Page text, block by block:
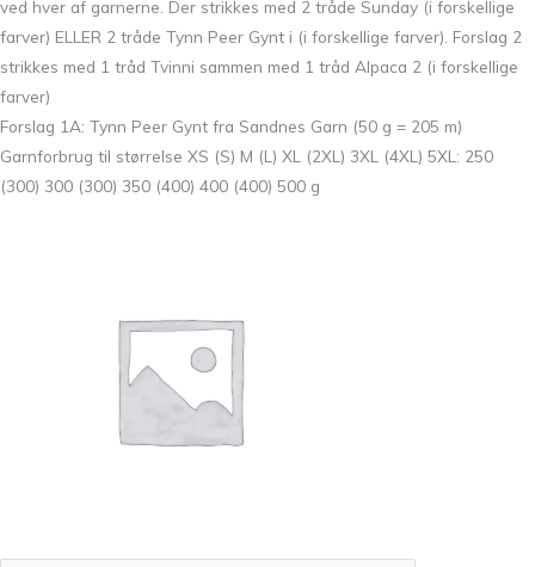
ved hver af garnerne. Der strikkes med 2 tråde Sunday (i forskellige
farver) ELLER 2 tråde Tynn Peer Gynt i (i forskellige farver). Forslag 2
strikkes med 1 tråd Tvinni sammen med 1 tråd Alpaca 2 (i forskellige
farver)
Forslag 1A: Tynn Peer Gynt fra Sandnes Garn (50 g = 205 m)
Garnforbrug til størrelse XS (S) M (L) XL (2XL) 3XL (4XL) 5XL: 250
(300) 300 (300) 350 (400) 400 (400) 500 g